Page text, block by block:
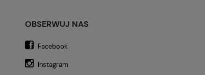
OBSERWUJ NAS
Facebook
Instagram